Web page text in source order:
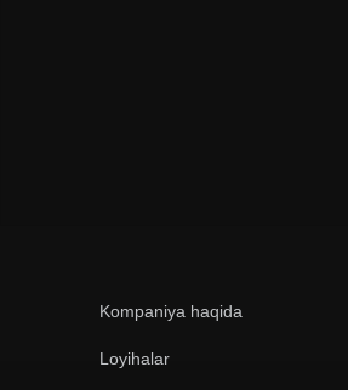
Kompaniya haqida
Loyihalar